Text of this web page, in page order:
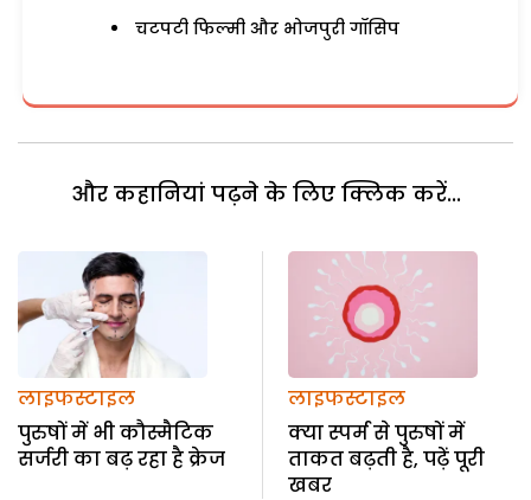
चटपटी फिल्मी और भोजपुरी गॉसिप
और कहानियां पढ़ने के लिए क्लिक करें...
लाइफस्टाइल
पुरुषों में भी कौस्मैटिक
सर्जरी का बढ़ रहा है क्रेज
लाइफस्टाइल
क्या स्पर्म से पुरुषों में
ताकत बढ़ती है, पढ़ें पूरी
खबर